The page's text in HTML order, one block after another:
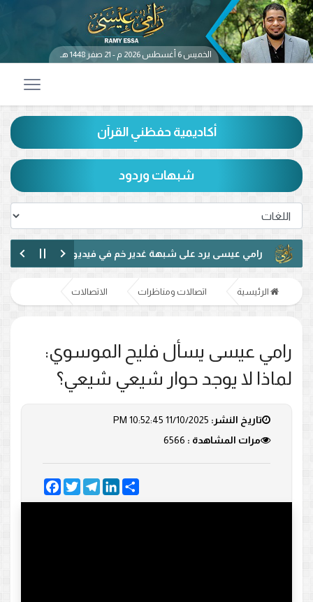
الخميس 6 أغسطس 2026 م - 21 صفر 1448 هـ
أكاديمية حفظني القرآن
شبهات وردود
رامي عيسى يرد على شبهة غدير خم في فيديو متداول.. ماذا قال عن
الرئيسية اتصالات ومناظرات الاتصالات
رامي عيسى يسأل فليح الموسوي:
لماذا لا يوجد حوار شيعي شيعي؟
تاريخ النشر: 11/10/2025 10:52:45 PM
مرات المشاهدة : 6566
FacebookTwitter
TelegramLinkedInShare